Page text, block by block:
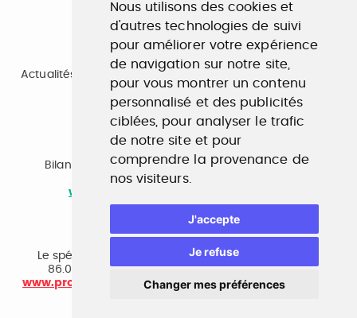
Nous utilisons des cookies et
d'autres technologies de suivi
pour améliorer votre expérience
de navigation sur notre site,
pour vous montrer un contenu
personnalisé et des publicités
ciblées, pour analyser le trafic
de notre site et pour
comprendre la provenance de
nos visiteurs.
J'accepte
Je refuse
Changer mes préférences
www.profilculture.com
Formation
Actualités, guide et annuaire des formations aux métiers
de la culture.
www.profilculture-formation.com
Accompagnement professionnel
Bilan de compétences, coaching, techniques de
recherche d'emploi, entretien conseil.
www.profilculture-competences.com
Le spécialiste du secteur culturel, une cvthèque de
86.000 CV et réseau unique de professionnels.
www.profilculture-conseil.com/cabinet-recrutement